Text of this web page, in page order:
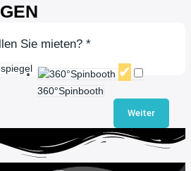
Sie mieten? *
360°Spinbooth
Weiter